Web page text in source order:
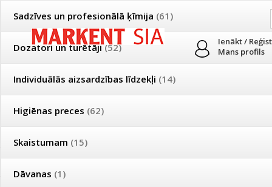
Ienākt /
Mans profils
Sadzīves un profesionālā ķīmija (61)
Dozatori un turētāji(52)
Individuālās aizsardzības līdzekļi (14)
Higiēnas preces (62)
Skaistumam (15)
Dāvanas (1)
PAR MUMS
PRODUKTI
Mājsaimniecības un profesionālās uzkopšanas preču tirdzniecība
Bezmaksas piegāde visā Latvijā pasūtījumiem no 50 eiro!
Īpašas cenas un piegādes nosacījumi vairumtirgotājiem